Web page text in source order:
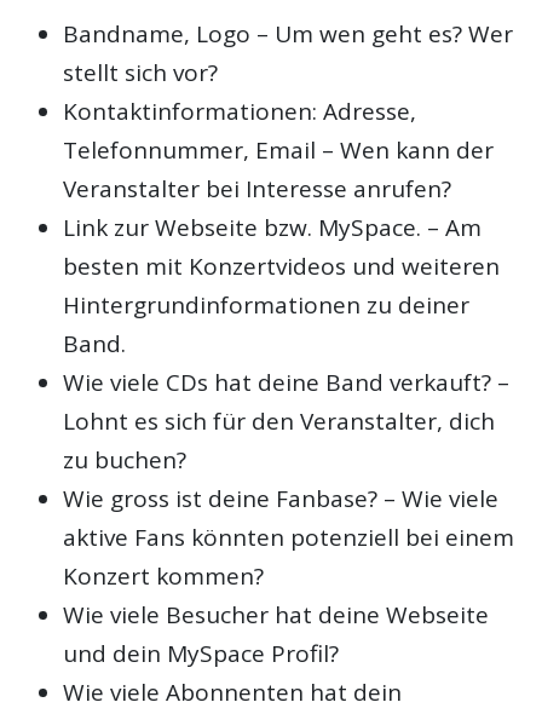
Bandname, Logo – Um wen geht es? Wer
stellt sich vor?
Kontaktinformationen: Adresse,
Telefonnummer, Email – Wen kann der
Veranstalter bei Interesse anrufen?
Link zur Webseite bzw. MySpace. – Am
besten mit Konzertvideos und weiteren
Hintergrundinformationen zu deiner
Band.
Wie viele CDs hat deine Band verkauft? –
Lohnt es sich für den Veranstalter, dich
zu buchen?
Wie gross ist deine Fanbase? – Wie viele
aktive Fans könnten potenziell bei einem
Konzert kommen?
Wie viele Besucher hat deine Webseite
und dein MySpace Profil?
Wie viele Abonnenten hat dein